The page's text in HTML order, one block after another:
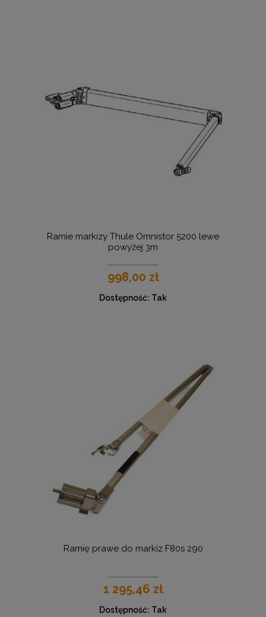
Ramie markizy Thule Omnistor 5200 lewe
powyżej 3m
998,00 zł
Dostępność: Tak
Ramię prawe do markiz F80s 290
1 295,46 zł
Dostępność: Tak